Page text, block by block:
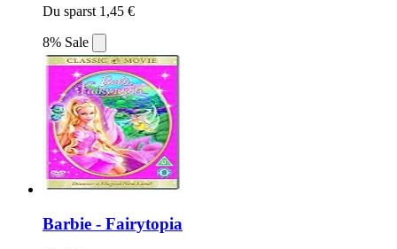
Du sparst 1,45 €
8% Sale
Barbie - Fairytopia